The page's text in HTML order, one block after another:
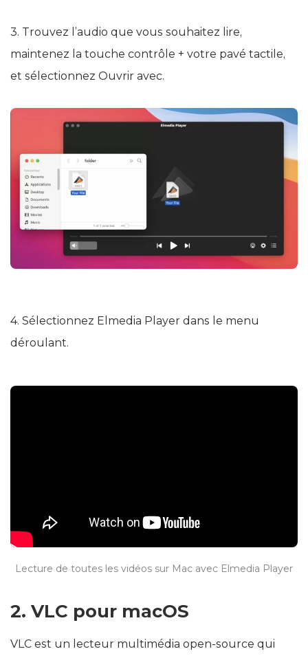
3. Trouvez l’audio que vous souhaitez lire,
maintenez la touche contrôle + votre pavé tactile,
et sélectionnez Ouvrir avec.
4. Sélectionnez Elmedia Player dans le menu
déroulant.
Lecture de toutes les vidéos sur Mac avec Elmedia Player
2. VLC pour macOS
VLC est un lecteur multimédia open-source qui